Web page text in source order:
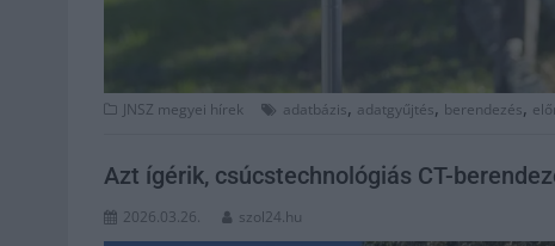
JNSZ megyei hírek adatbázis, adatgyűjtés, berendezés,
Azt ígérik, csúcstechnológiás CT-
2026.03.26. szol24.hu